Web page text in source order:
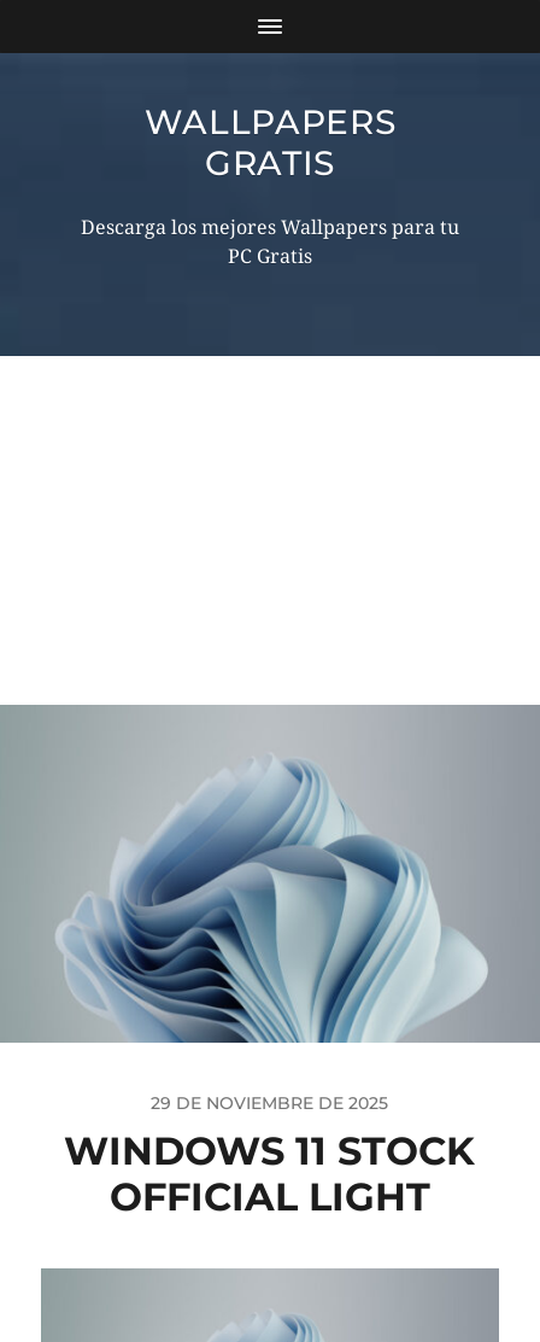
WALLPAPERS
GRATIS
Descarga los mejores Wallpapers para tu
PC Gratis
29 DE NOVIEMBRE DE 2025
WINDOWS 11 STOCK
OFFICIAL LIGHT